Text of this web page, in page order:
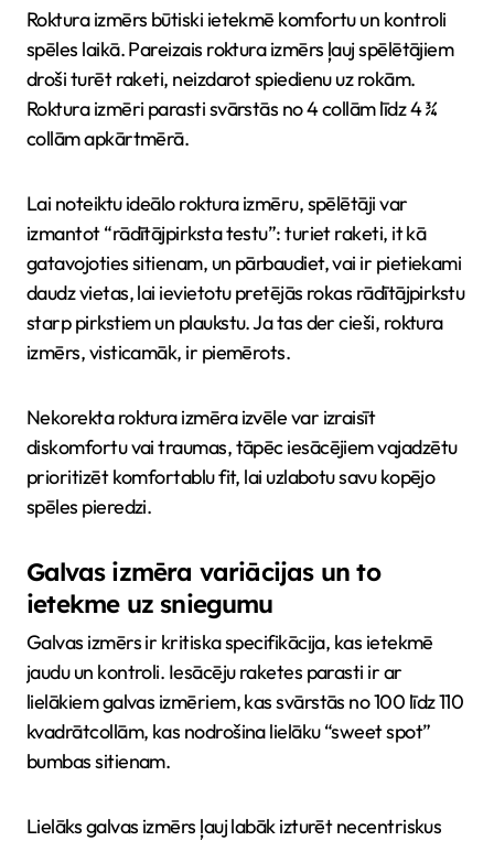
Roktura izmērs būtiski ietekmē komfortu un kontroli
spēles laikā. Pareizais roktura izmērs ļauj spēlētājiem
droši turēt raketi, neizdarot spiedienu uz rokām.
Roktura izmēri parasti svārstās no 4 collām līdz 4 ¾
collām apkārtmērā.
Lai noteiktu ideālo roktura izmēru, spēlētāji var
izmantot “rādītājpirksta testu”: turiet raketi, it kā
gatavojoties sitienam, un pārbaudiet, vai ir pietiekami
daudz vietas, lai ievietotu pretējās rokas rādītājpirkstu
starp pirkstiem un plaukstu. Ja tas der cieši, roktura
izmērs, visticamāk, ir piemērots.
Nekorekta roktura izmēra izvēle var izraisīt
diskomfortu vai traumas, tāpēc iesācējiem vajadzētu
prioritizēt komfortablu fit, lai uzlabotu savu kopējo
spēles pieredzi.
Galvas izmēra variācijas un to
ietekme uz sniegumu
Galvas izmērs ir kritiska specifikācija, kas ietekmē
jaudu un kontroli. Iesācēju raketes parasti ir ar
lielākiem galvas izmēriem, kas svārstās no 100 līdz 110
kvadrātcollām, kas nodrošina lielāku “sweet spot”
bumbas sitienam.
Lielāks galvas izmērs ļauj labāk izturēt necentriskus